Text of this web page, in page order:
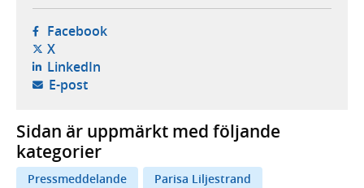
Facebook- öppnas i ny flik, extern webbplats,
X- öppnas i ny flik, extern webbplats,
LinkedIn- öppnas i ny flik, extern webbplats,
E-post- öppnar din e-postklient,
Sidan är uppmärkt med följande
kategorier
Pressmeddelande
Parisa Liljestrand